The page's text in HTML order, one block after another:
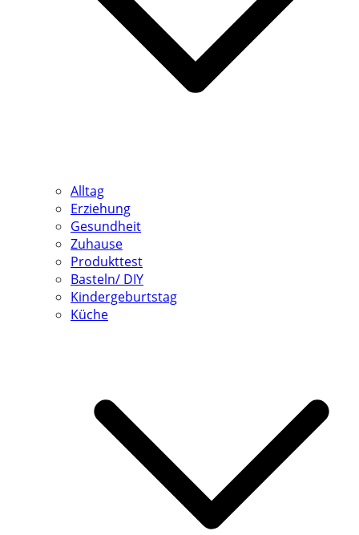
Alltag
Erziehung
Gesundheit
Zuhause
Produkttest
Basteln/ DIY
Kindergeburtstag
Küche